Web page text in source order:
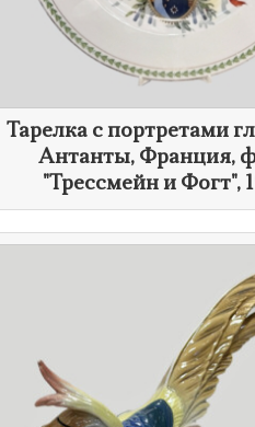
​Тарелка с портретами
Антанты, Франция,
"Трессмейн и Фогт",